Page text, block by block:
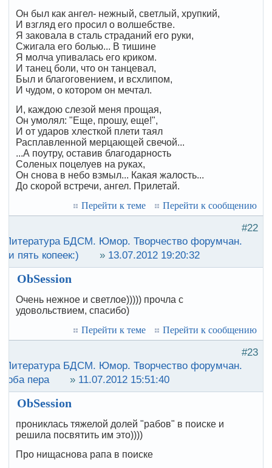
Он был как ангел- нежный, светлый, хрупкий,
И взгляд его просил о волшебстве.
Я заковала в сталь страданий его руки,
Сжигала его болью... В тишине
Я молча упивалась его криком.
И танец боли, что он танцевал,
Был и благоговением, и всхлипом,
И чудом, о котором он мечтал.
И, каждою слезой меня прощая,
Он умолял: "Еще, прошу, еще!",
И от ударов хлесткой плети таял
Расплавленной мерцающей свечой...
...А поутру, оставив благодарность
Соленых поцелуев на руках,
Он снова в небо взмыл... Какая жалость...
До скорой встречи, ангел. Прилетай.
Перейти к теме
Перейти к сообщению
#22
Литература БДСМ. Юмор. Творчество форумчан.
пять копеек:)
» 13.07.2012 19:20:32
ObSession
Очень нежное и светлое))))) прочла с
удовольствием, спасибо)
Перейти к теме
Перейти к сообщению
#23
Литература БДСМ. Юмор. Творчество форумчан.
пера
» 11.07.2012 15:51:40
ObSession
прониклась тяжелой долей "рабов" в поиске и
решила посвятить им это))))
Про нищаснова рапа в поиске